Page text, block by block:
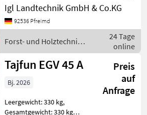
Eigengewicht: 330 kg
Gebraucht wie Besichtigt.
Forst- und Holztechnik
Seilwinden
Igl Landtechnik GmbH & Co.KG
92536 Pfreimd
Forst- und Holztechnik /
Tajfun
24 Tage
online
Tajfun EGV 45 A
Preis
auf
Anfrage
Bj. 2026
Leergewicht: 330 kg,
Gesamtgewicht: 330 kg